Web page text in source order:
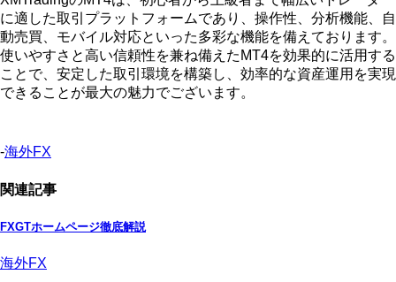
に適した取引プラットフォームであり、操作性、分析機能、自
動売買、モバイル対応といった多彩な機能を備えております。
使いやすさと高い信頼性を兼ね備えたMT4を効果的に活用する
ことで、安定した取引環境を構築し、効率的な資産運用を実現
できることが最大の魅力でございます。
-海外FX
関連記事
FXGTホームページ徹底解説
海外FX